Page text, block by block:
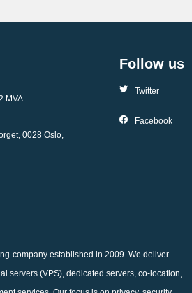
MVA
0028 Oslo,
Follow us
Twitter
Facebook
company established in 2009. We deliver
servers (VPS), dedicated servers, co-location,